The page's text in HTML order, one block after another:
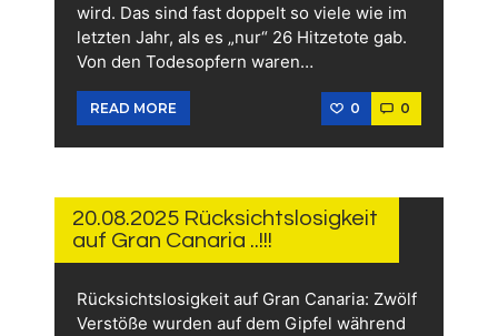
wird. Das sind fast doppelt so viele wie im
letzten Jahr, als es „nur“ 26 Hitzetote gab.
Von den Todesopfern waren…
READ MORE 0 0
20.08.2025 Rücksichtslosigkeit
auf Gran Canaria ..!!!
Rücksichtslosigkeit auf Gran Canaria: Zwölf
Verstöße wurden auf dem Gipfel während